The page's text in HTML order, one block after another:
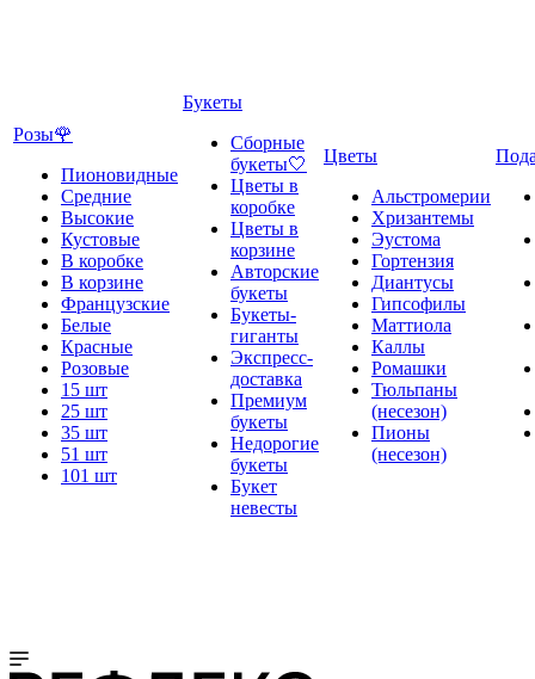
Розы🌹
Пионовидные
Средние
Высокие
Кустовые
В коробке
В корзине
Французские
Белые
Красные
Розовые
15 шт
25 шт
35 шт
51 шт
101 шт
Букеты
Сборные
букеты🤍
Цветы в
коробке
Цветы в
корзине
Авторские
букеты
Букеты-
гиганты
Экспресс-
доставка
Премиум
букеты
Недорогие
букеты
Букет
невесты
Цветы
Альстромерии
Хризантемы
Эустома
Гортензия
Диантусы
Гипсофилы
Маттиола
Каллы
Ромашки
Тюльпаны
(несезон)
Пионы
(несезон)